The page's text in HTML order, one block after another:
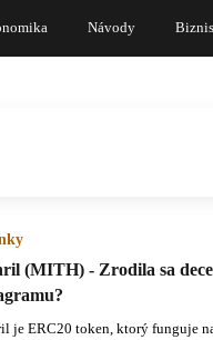
Návody Biznis
(MITH) - Zrodila sa
je ERC20 token, ktorý funguje